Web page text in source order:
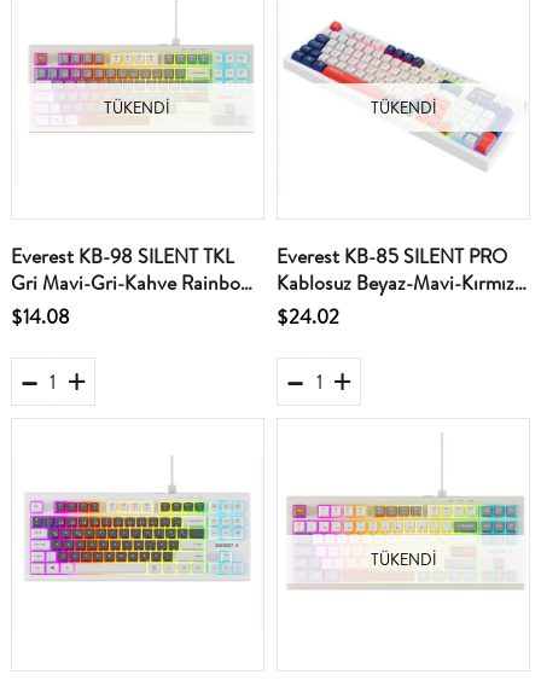
TÜKENDI
Everest KB-98 SILENT TKL
Gri Mavi-Gri-Kahve Rainbow
Q Membrane Klavye
$14.08
TÜKENDI
Everest KB-85 SILENT PRO
Kablosuz Beyaz-Mavi-Kırmızı
SESSİZ RGB Wireless 2.4Ghz
$24.02
TÜKENDI